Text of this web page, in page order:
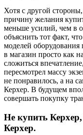
Хотя с другой
причину желания
меньше усилий, чем в
объяснить тот факт,
моделей
в магазин просто как
сложиться
пересмотрел массу
не понравилось, а на
Керхер. В будущем
совершать покупку
Не купить
Керхер.